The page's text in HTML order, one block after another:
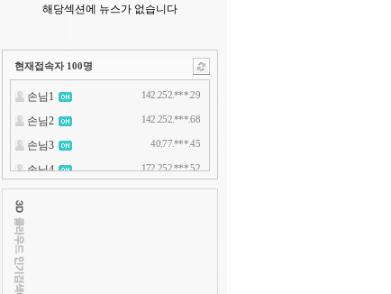
해당섹션에 뉴스가 없습니다
현재접속자 100명